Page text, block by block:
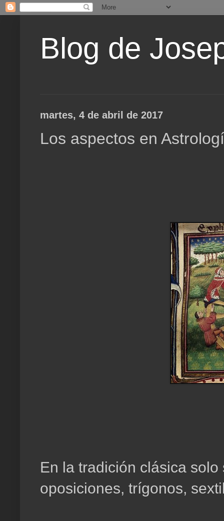
Blog de
martes, 4 de abril de 2017
Los aspectos en
En la tradición clásica
oposiciones, trígonos,